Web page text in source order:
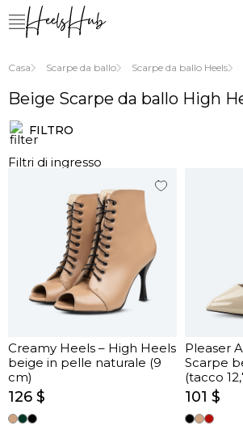
siamo
Casa Scarpe da ballo Scarpe da ballo Heels
Beige Scarpe da ballo High
FILTRO
Filtri di ingresso
Creamy Heels – High Heels
beige in pelle naturale (9
cm)
126 $
Pleaser
Scarpe
(tacco
101 $